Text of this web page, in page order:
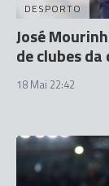
DESPORTO
José
de clubes
18 Mai 22:42